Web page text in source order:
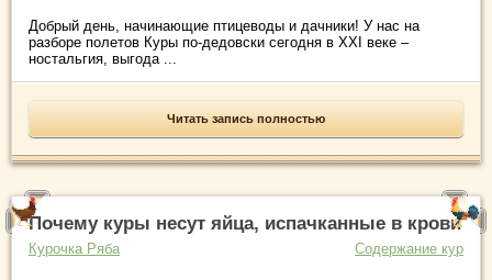
Добрый день, начинающие птицеводы и дачники! У нас на
разборе полетов Куры по-дедовски сегодня в XXI веке –
ностальгия, выгода ...
Читать запись полностью
Почему куры несут яйца, испачканные в крови
Курочка Ряба Содержание кур